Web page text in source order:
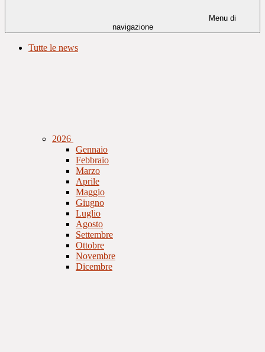
Menu di
navigazione
Tutte le news
2026
Gennaio
Febbraio
Marzo
Aprile
Maggio
Giugno
Luglio
Agosto
Settembre
Ottobre
Novembre
Dicembre